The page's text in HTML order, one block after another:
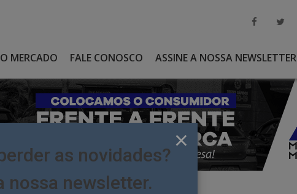
MERCADO FALE CONOSCO ASSINE A NOSSA NEWSLETTER
×
as novidades?
nossa newsletter.